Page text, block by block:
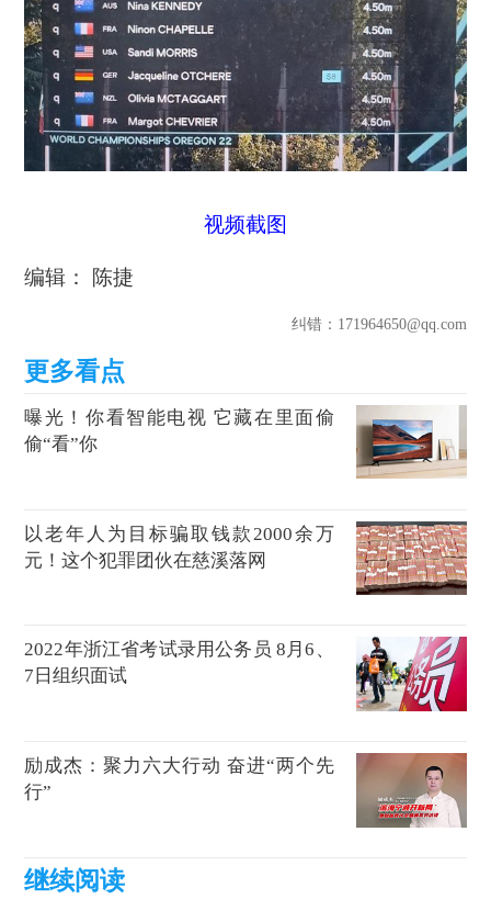
视频截图
编辑： 陈捷
纠错：171964650@qq.com
曝光！你看智能电视 它藏在里面偷
偷“看”你
以老年人为目标骗取钱款2000余万
元！这个犯罪团伙在慈溪落网
2022年浙江省考试录用公务员 8月6、
7日组织面试
励成杰：聚力六大行动 奋进“两个先
行”